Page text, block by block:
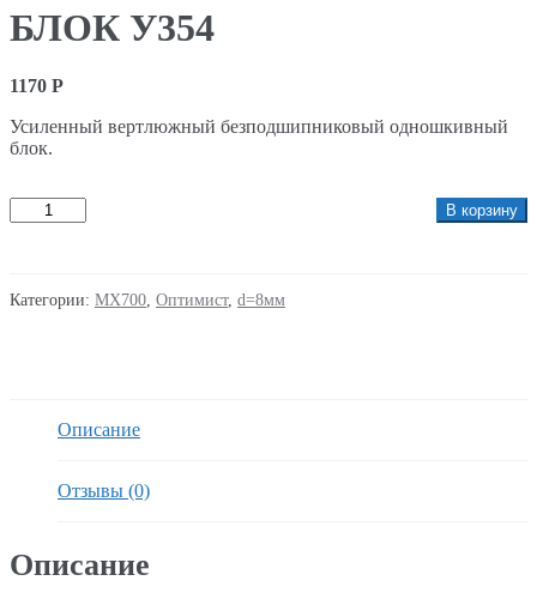
БЛОК У354
1170 Р
Усиленный вертлюжный безподшипниковый одношкивный
блок.
Количество В корзину
Категории: MX700 Оптимист, d=8мм
Описание
Отзывы (0)
Описание